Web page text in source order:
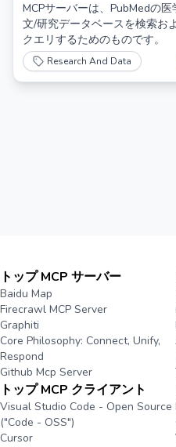
MCPサーバーは、PubMedの医
文/研究データベースを検索お
クエリするためのものです。
Research And Data
トップ MCP サーバー
Baidu Map
Firecrawl MCP Server
Graphiti
Core Philosophy: Connect, Unify,
Respond
Github Mcp Server
トップ MCP クライアント
Visual Studio Code - Open Source
("Code - OSS")
Cursor